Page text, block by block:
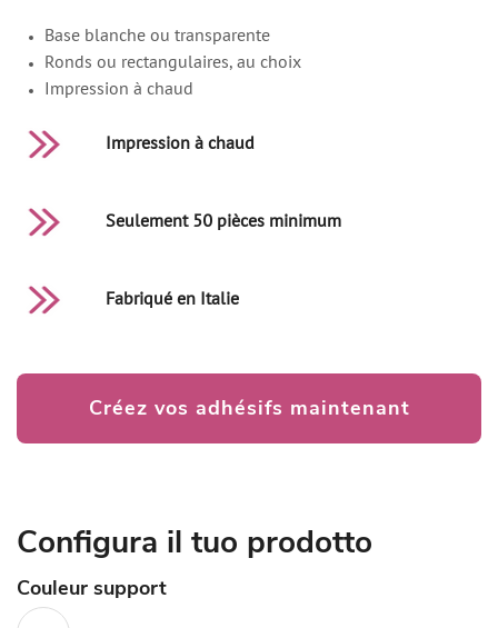
Base blanche ou transparente
Ronds ou rectangulaires, au choix
Impression à chaud
Impression à chaud
Seulement 50 pièces minimum
Fabriqué en Italie
Créez vos adhésifs maintenant
Configura il tuo prodotto
Couleur support